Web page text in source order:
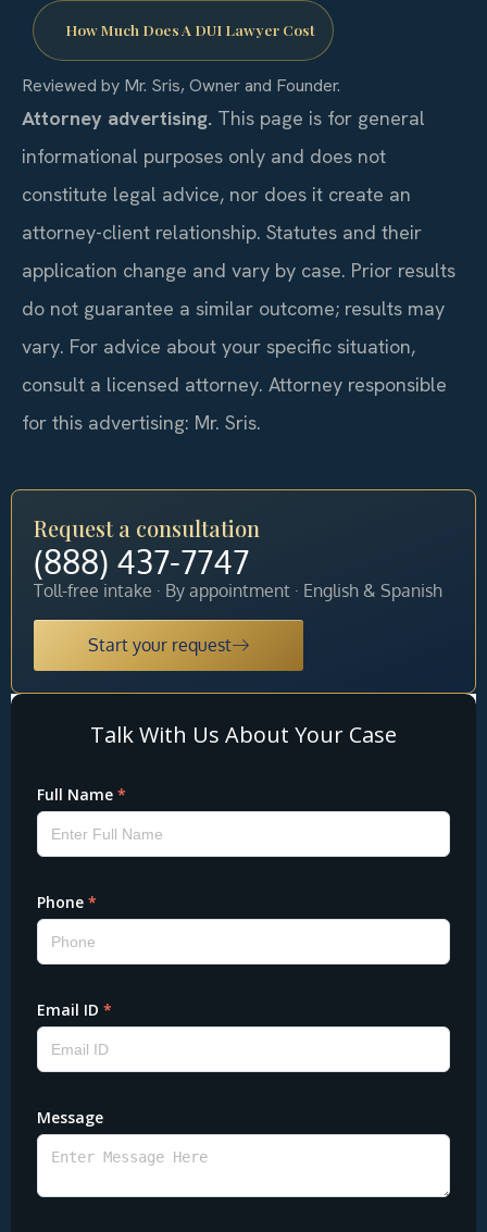
How Much Does A DUI Lawyer Cost
Reviewed by Mr. Sris, Owner and Founder.
Attorney advertising. This page is for general
informational purposes only and does not
constitute legal advice, nor does it create an
attorney-client relationship. Statutes and their
application change and vary by case. Prior results
do not guarantee a similar outcome; results may
vary. For advice about your specific situation,
consult a licensed attorney. Attorney responsible
for this advertising: Mr. Sris.
Request a consultation
(888) 437-7747
Toll-free intake · By appointment · English & Spanish
Start your request